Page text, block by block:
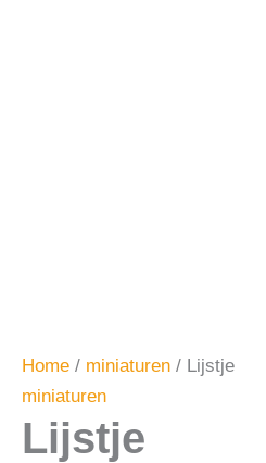
Home / miniaturen / Lijstje
miniaturen
Lijstje